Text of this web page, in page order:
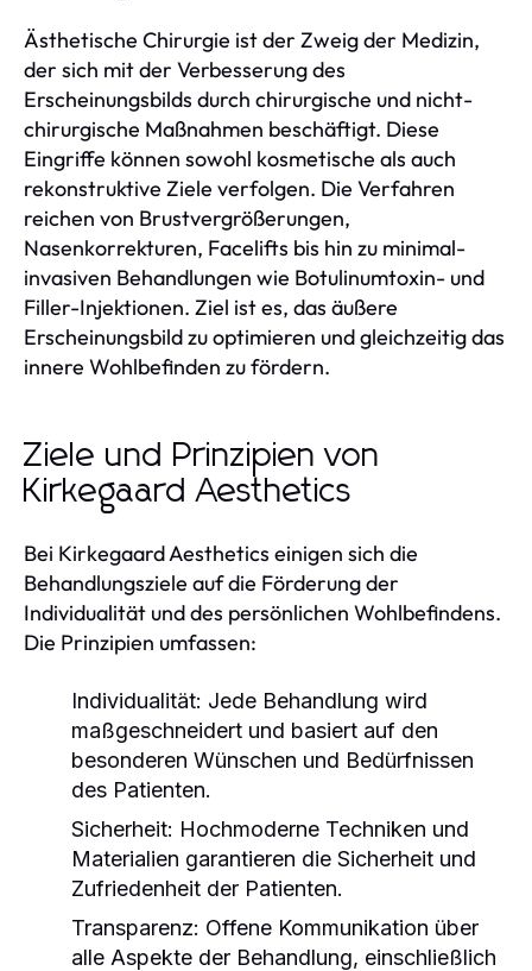
Ästhetische Chirurgie ist der Zweig der Medizin,
der sich mit der Verbesserung des
Erscheinungsbilds durch chirurgische und nicht-
chirurgische Maßnahmen beschäftigt. Diese
Eingriffe können sowohl kosmetische als auch
rekonstruktive Ziele verfolgen. Die Verfahren
reichen von Brustvergrößerungen,
Nasenkorrekturen, Facelifts bis hin zu minimal-
invasiven Behandlungen wie Botulinumtoxin- und
Filler-Injektionen. Ziel ist es, das äußere
Erscheinungsbild zu optimieren und gleichzeitig das
innere Wohlbefinden zu fördern.
Ziele und Prinzipien von
Kirkegaard Aesthetics
Bei Kirkegaard Aesthetics einigen sich die
Behandlungsziele auf die Förderung der
Individualität und des persönlichen Wohlbefindens.
Die Prinzipien umfassen:
Individualität: Jede Behandlung wird
maßgeschneidert und basiert auf den
besonderen Wünschen und Bedürfnissen
des Patienten.
Sicherheit: Hochmoderne Techniken und
Materialien garantieren die Sicherheit und
Zufriedenheit der Patienten.
Transparenz: Offene Kommunikation über
alle Aspekte der Behandlung, einschließlich